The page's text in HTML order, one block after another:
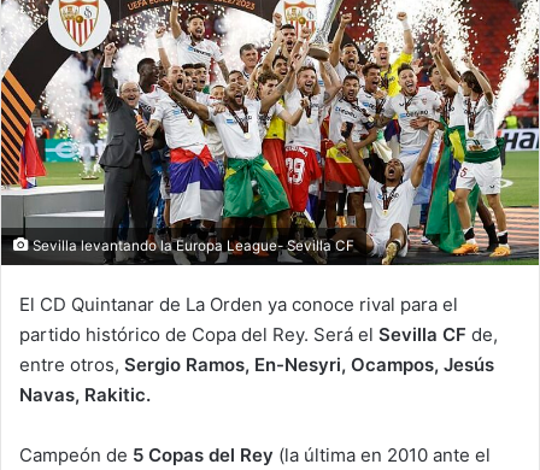
Sevilla levantando la Europa League- Sevilla CF
El CD Quintanar de La Orden ya conoce rival para el
partido histórico de Copa del Rey. Será el Sevilla CF de,
entre otros, Sergio Ramos, En-Nesyri, Ocampos, Jesús
Navas, Rakitic.
Campeón de 5 Copas del Rey (la última en 2010 ante el